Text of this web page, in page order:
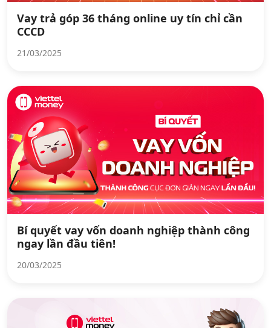
Vay trả góp 36 tháng online uy tín chỉ cần
CCCD
21/03/2025
Bí quyết vay vốn doanh nghiệp thành công
ngay lần đầu tiên!
20/03/2025